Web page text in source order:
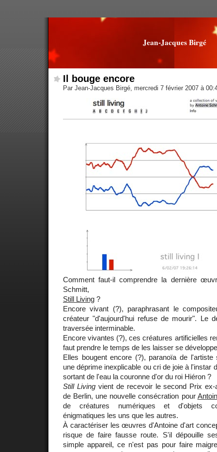
Jean-Jacques Birgé
Il bouge encore
Par Jean-Jacques Birgé, mercredi 7 février 2007 à
Comment faut-il comprendre la dernière
Schmitt,
Still Living ?
Encore vivant (?), paraphrasant le
créateur "d'aujourd'hui refuse de mourir". Le
traversée interminable.
Encore vivantes (?), ces créatures artificielles
faut prendre le temps de les laisser se
Elles bougent encore (?), paranoïa de
une déprime inexplicable ou cri de joie à l'instar
sortant de l'eau la couronne d'or du roi Hiéron ?
Still Livingvient de recevoir le second Prix
de Berlin, une nouvelle consécration pour
de créatures numériques et d'objets
énigmatiques les uns que les autres.
À caractériser les œuvres d'Antoine d'art
risque de faire fausse route. S'il dépouille
simple appareil, ce n'est pas pour faire